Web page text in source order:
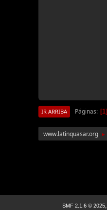
IR ARRIBA Páginas 1
www.latinquasar.org ►
SMF 2.1.6 © 2025,